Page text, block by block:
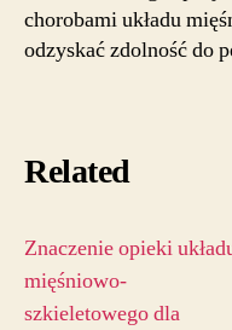
chorobami układu
odzyskać zdolność do
Related
Znaczenie opieki
mięśniowo-
szkieletowego dla